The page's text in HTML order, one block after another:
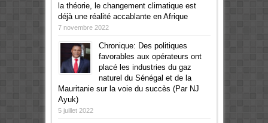
la théorie, le changement climatique est
déjà une réalité accablante en Afrique
7 novembre 2022
Chronique: Des politiques
favorables aux opérateurs ont
placé les industries du gaz
naturel du Sénégal et de la
Mauritanie sur la voie du succès (Par NJ
Ayuk)
5 juillet 2022